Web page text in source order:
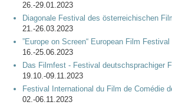
26.-29.01.2023
Diagonale Festival des österreichischen
21.-26.03.2023
”Europe on Screen“ European Film Festival
16.-25.06.2023
Das Filmfest - Festival deutschsprachiger
19.10.-09.11.2023
Festival International du Film de Comédie
02.-06.11.2023